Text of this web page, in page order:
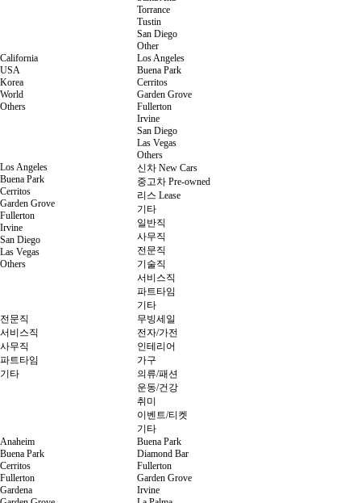
Torrance
Tustin
San Diego
Other
California
USA
Korea
World
Others
Los Angeles
Buena Park
Cerritos
Garden Grove
Fullerton
Irvine
San Diego
Las Vegas
Others
Los Angeles
Buena Park
Cerritos
Garden Grove
Fullerton
Irvine
San Diego
Las Vegas
Others
신차 New Cars
중고차 Pre-owned
리스 Lease
기타
일반직
사무직
전문직
기술직
서비스직
파트타임
기타
전문직
서비스직
사무직
파트타임
기타
무빙세일
전자/가전
인테리어
가구
의류/패션
운동/건강
취미
이벤트/티켓
기타
Anaheim
Buena Park
Cerritos
Fullerton
Gardena
Buena Park
Diamond Bar
Fullerton
Garden Grove
Irvine